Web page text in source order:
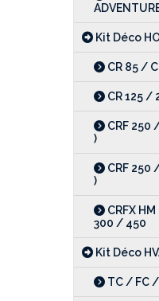
Kit Déco
CR 85 /
CR 125 /
CRF 250
)
CRF 250
)
CRFX
300 / 450
Kit Déco
TC / FC